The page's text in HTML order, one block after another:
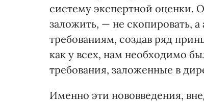
систему экспертной оценки.
заложить, — не скопировать,
требованиям, создав ряд
как у всех, нам необходимо
требования, заложенные в
Именно эти нововведения,